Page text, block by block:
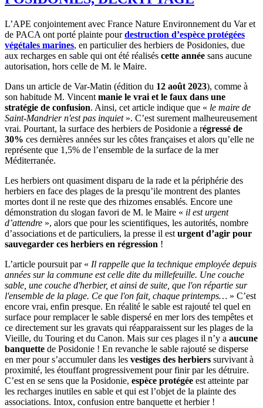
L’APE conjointement avec France Nature Environnement du Var et
de PACA ont porté plainte pourdestruction d’espèce protégées
végétales marines, en particulier des herbiers de Posidonies, due
aux recharges en sable qui ont été réalisés cette année sans aucune
autorisation, hors celle de M. le Maire.
Dans un article de Var-Matin (édition du 12 août 2023), comme à
son habitude M. Vincent manie le vrai et le faux dans une
stratégie de confusion. Ainsi, cet article indique que « le maire de
Saint-Mandrier n'est pas inquiet». C’est surement malheureusement
vrai. Pourtant, la surface des herbiers de Posidonie a régressé de
30% ces dernières années sur les côtes françaises et alors qu’elle ne
représente que 1,5% de l’ensemble de la surface de la mer
Méditerranée.
Les herbiers ont quasiment disparu de la rade et la périphérie des
herbiers en face des plages de la presqu’ile montrent des plantes
mortes dont il ne reste que des rhizomes ensablés. Encore une
démonstration du slogan favori de M. le Maire « il est urgent
d’attendre », alors que pour les scientifiques, les autorités, nombre
d’associations et de particuliers, la presse il est urgent d’agir pour
sauvegarder ces herbiers en régression !
L’article poursuit par « Il rappelle que la technique employée depuis
années sur la commune est celle dite du millefeuille. Une couche
sable, une couche d'herbier, et ainsi de suite, que l'on répartie sur
l'ensemble de la plage. Ce que l'on fait, chaque printemps… » C’est
encore vrai, enfin presque. En réalité le sable est rajouté tel quel en
surface pour remplacer le sable dispersé en mer lors des tempêtes et
ce directement sur les gravats qui réapparaissent sur les plages de la
Vieille, du Touring et du Canon. Mais sur ces plages il n’y a aucune
banquette de Posidonie ! En revanche le sable rajouté se disperse
en mer pour s’accumuler dans les vestiges des herbiers survivant à
proximité, les étouffant progressivement pour finir par les détruire.
C’est en se sens que la Posidonie, espèce protégée est atteinte par
les recharges inutiles en sable et qui est l’objet de la plainte des
associations. Intox, confusion entre banquette et herbier !